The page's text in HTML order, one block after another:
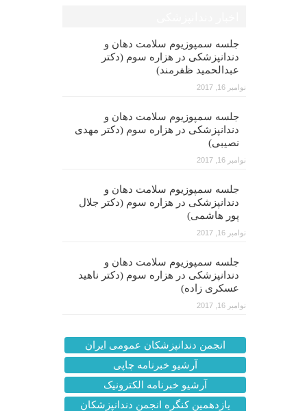
جلسه سمپوزیوم سلامت دهان و
دندانپزشکی در هزاره سوم (دکتر
عبدالحمید ظفرمند)
نوامبر 16, 2017
جلسه سمپوزیوم سلامت دهان و
دندانپزشکی در هزاره سوم (دکتر مهدی
نصیبی)
نوامبر 16, 2017
جلسه سمپوزیوم سلامت دهان و
دندانپزشکی در هزاره سوم (دکتر جلال
پور هاشمی)
نوامبر 16, 2017
جلسه سمپوزیوم سلامت دهان و
دندانپزشکی در هزاره سوم (دکتر ناهید
عسکری زاده)
نوامبر 16, 2017
انجمن دندانپزشکان عمومی ایران
آرشیو خبرنامه چاپی
آرشیو خبرنامه الکترونیک
یازدهمین کنگره انجمن دندانپزشکان